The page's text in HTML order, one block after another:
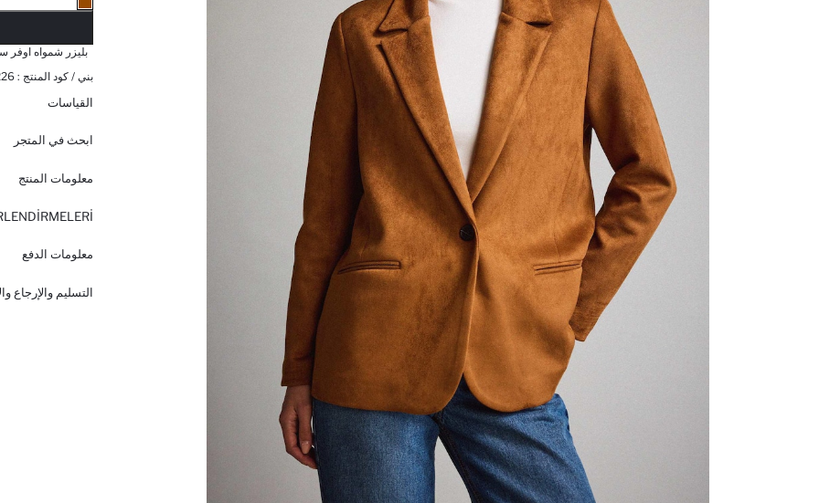
بليزر شمواه اوفر
بني / كود المنتج :
القياسات
ابحث في المتجر
معلومات المنتج
معلومات الدفع
التسليم والإرجاع